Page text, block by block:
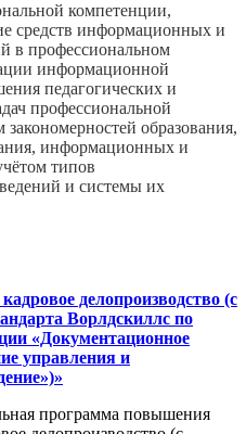
компетенции,
средств информационных и
в профессиональном
информационной
педагогических и
профессиональной
закономерностей образования,
информационных и
типов
и системы их
делопроизводство (с
Ворлдскиллс по
«Документационное
управления и
программа повышения